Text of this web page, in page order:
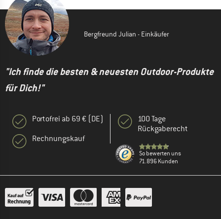
Bergfreund Julian - Einkäufer
"Ich finde die besten & neuesten Outdoor-Produkte
für Dich!"
Portofrei ab 69 € (DE)
Rechnungskauf
100 Tage
Rückgaberecht
So bewerten uns
71.896 Kunden